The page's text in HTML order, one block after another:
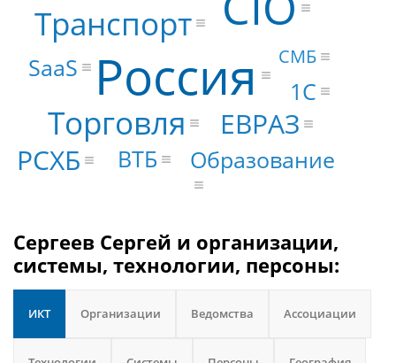
Россия
Транспорт
Торговля
ЕВРАЗ
РСХБ
SaaS
ВТБ Образование
1С
СМБ
Сергеев Сергей и организации,
системы, технологии, персоны:
ИКТ Организации Ведомства Ассоциации